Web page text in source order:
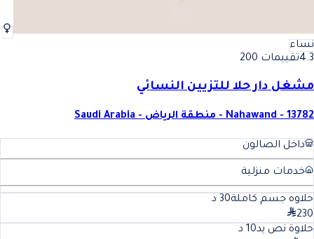
نساء
4.3تقييمات 200
مشغل دار حلا للتزيين النسائي
Nahawand - 13782 - منطقة الرياض - Saudi Arabia
داخل الصالون
خدمات منزلية
حلاوه جسم كاملة30 د
230
حلاوة نص يد10 د